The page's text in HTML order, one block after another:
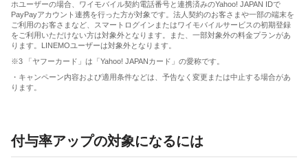
ホユーザーの場合、ワイモバイル契約電話番号と連携済みのYahoo! JAPAN IDで
PayPayアカウント連携を行った方が対象です。法人契約のお客さまや一部の端末を
ご利用のお客さまなど、スマートログインまたはワイモバイルサービスの初期登録
をご利用いただけない方は対象外となります。また、一部対象外の料金プランがあ
ります。LINEMOユーザーは対象外となります。
※3 「ヤフーカード」は「Yahoo! JAPANカード」の愛称です。
・キャンペーン内容および適用条件などは、予告なく変更または中止する場合があ
ります。
付与率アップの対象になるには